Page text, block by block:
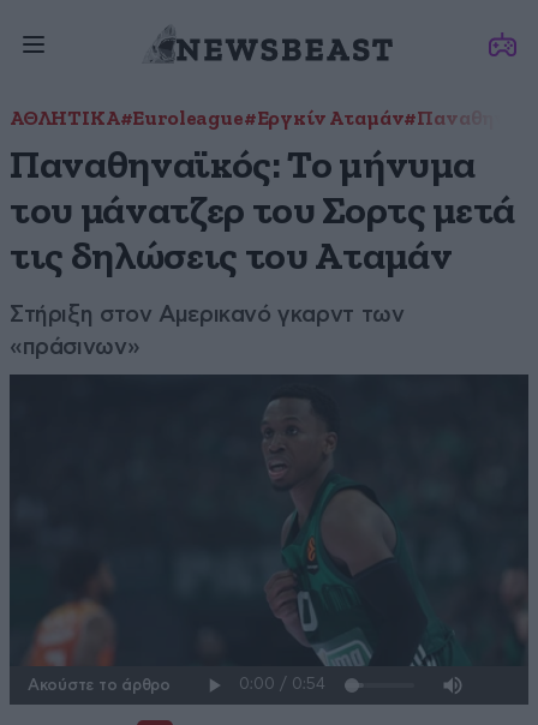
ΑΘΛΗΤΙΚΑ#Euroleague#Εργκίν Αταμάν
Παναθηναϊκός: Το μήνυμα
του μάνατζερ του Σορτς μετά
τις δηλώσεις του Αταμάν
Στήριξη στον Αμερικανό γκαρντ των
«πράσινων»
Ακούστε το άρθρο